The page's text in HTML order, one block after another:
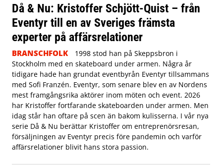
Då & Nu: Kristoffer Schjött-Quist – från
Eventyr till en av Sveriges främsta
experter på affärsrelationer
BRANSCHFOLK
1998 stod han på Skeppsbron i
Stockholm med en skateboard under armen. Några år
tidigare hade han grundat eventbyrån Eventyr tillsammans
med Sofi Franzén. Eventyr, som senare blev en av Nordens
mest framgångsrika aktörer inom möten och event. 2026
har Kristoffer fortfarande skateboarden under armen. Men
idag står han oftare på scen än bakom kulisserna. I vår nya
serie Då & Nu berättar Kristoffer om entreprenörsresan,
försäljningen av Eventyr precis före pandemin och varför
affärsrelationer blivit hans stora passion.